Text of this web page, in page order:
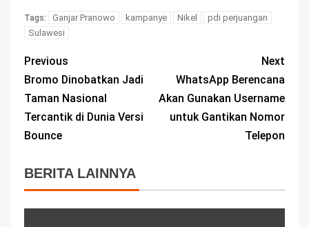
Tags: Ganjar Pranowo kampanye Nikel
pdi perjuangan
Sulawesi
Previous
Bromo Dinobatkan Jadi
Taman Nasional
Tercantik di Dunia Versi
Bounce
Next
WhatsApp Berencana
Akan Gunakan Username
untuk Gantikan Nomor
Telepon
BERITA LAINNYA